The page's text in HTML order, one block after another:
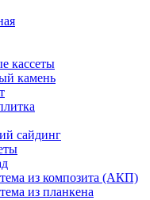
кассеты
камень
сайдинг
из композита (АКП)
из планкена